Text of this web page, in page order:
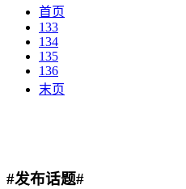
首页
133
134
135
136
末页
#发布话题#